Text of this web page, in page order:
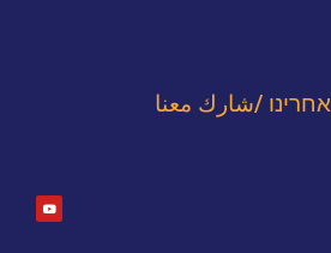
/شارك معنا